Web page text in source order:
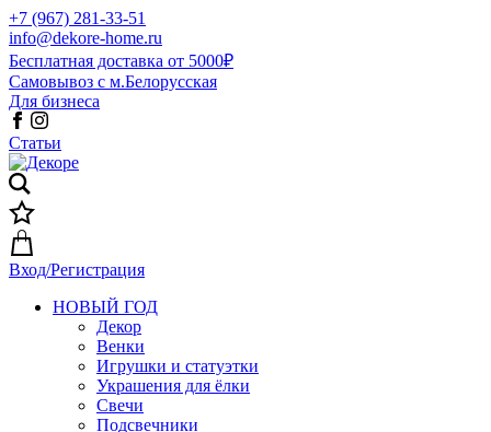
+7 (967) 281-33-51
info@dekore-home.ru
Бесплатная доставка от 5000₽
Самовывоз с м.Белорусская
Для бизнеса
Статьи
Вход/Регистрация
НОВЫЙ ГОД
Декор
Венки
Игрушки и статуэтки
Украшения для ёлки
Свечи
Подсвечники